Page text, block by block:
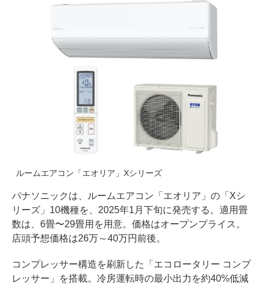
ルームエアコン「エオリア」Xシリーズ
パナソニックは、ルームエアコン「エオリア」の「Xシ
リーズ」10機種を、2025年1月下旬に発売する。適用畳
数は、6畳〜29畳用を用意。価格はオープンプライス。
店頭予想価格は26万～40万円前後。
コンプレッサー構造を刷新した「エコロータリー コンプ
レッサー」を搭載。冷房運転時の最小出力を約40%低減